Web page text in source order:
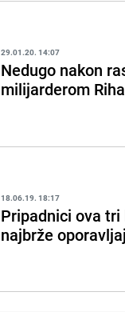
29.01.20. 14:07
Nedugo nakon
milijarderom
18.06.19. 18:17
Pripadnici ova tri
najbrže